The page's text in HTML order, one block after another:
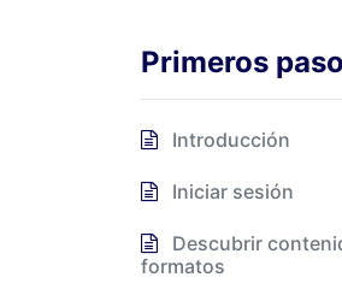
Primeros
Introducción
Iniciar sesión
Descubrir
formatos